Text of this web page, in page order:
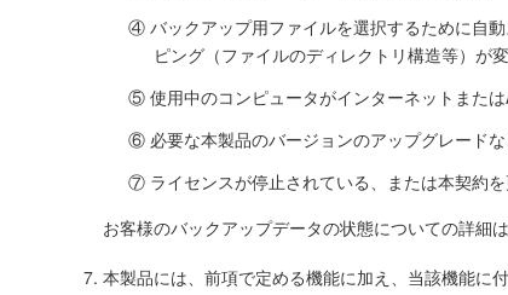
④ バックアップ用ファイルを選択するために自
ピング（ファイルのディレクトリ構造等）が
⑤ 使用中のコンピュータがインターネットまた
⑥ 必要な本製品のバージョンのアップグレード
⑦ ライセンスが停止されている、または本契約
お客様のバックアップデータの状態についての詳細は
本製品には、前項で定める機能に加え、当該機能に